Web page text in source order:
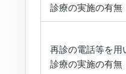
診療の実施の有無
再診の電話等を用
診療の実施の有無